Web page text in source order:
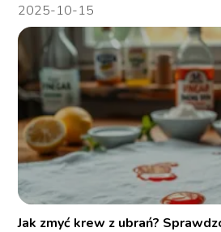
2025-10-15
Jak zmyć krew z ubrań?